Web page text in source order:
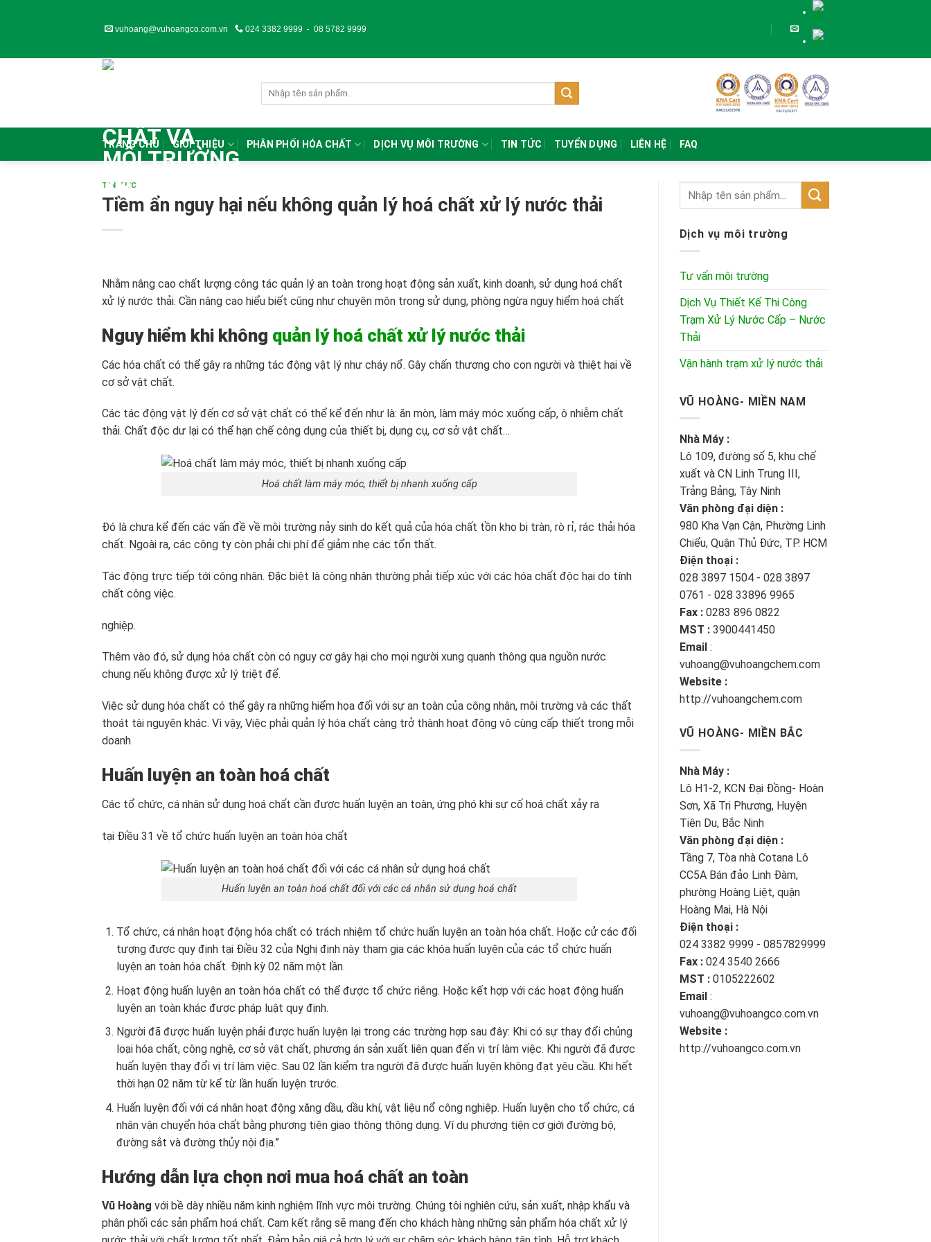
vuhoang@vuhoangco.com.vn 024 3382 9999 - 08 5782 9999
TRANG CHỦ GIỚI THIỆU PHÂN PHỐI HÓA CHẤT DỊCH VỤ MÔI TRƯỜNG TIN TỨC TUYỂN DỤNG LIÊN HỆ FAQ
TIN TỨC
Tiềm ẩn nguy hại nếu không quản lý hoá chất xử lý nước thải
Nhằm nâng cao chất lượng công tác quản lý an toàn trong hoạt động sản xuất, kinh doanh, sử dụng hoá chất
xử lý nước thải. Cần nâng cao hiểu biết cũng như chuyên môn trong sử dụng, phòng ngừa nguy hiểm hoá chất
Nguy hiểm khi không quản lý hoá chất xử lý nước thải
Các hóa chất có thể gây ra những tác động vật lý như cháy nổ. Gây chấn thương cho con người và thiệt hại về
cơ sở vật chất.
Các tác động vật lý đến cơ sở vật chất có thể kể đến như là: ăn mòn, làm máy móc xuống cấp, ô nhiễm chất
thải. Chất độc dư lại có thể hạn chế công dụng của thiết bị, dụng cụ, cơ sở vật chất…
Hoá chất làm máy móc, thiết bị nhanh xuống cấp
Đó là chưa kể đến các vấn đề về môi trường nảy sinh do kết quả của hóa chất tồn kho bị tràn, rò rỉ, rác thải hóa
chất. Ngoài ra, các công ty còn phải chi phí để giảm nhẹ các tổn thất.
Tác động trực tiếp tới công nhân. Đặc biệt là công nhân thường phải tiếp xúc với các hóa chất độc hại do tính
chất công việc.
nghiệp.
Thêm vào đó, sử dụng hóa chất còn có nguy cơ gây hại cho mọi người xung quanh thông qua nguồn nước
chung nếu không được xử lý triệt để.
Việc sử dụng hóa chất có thể gây ra những hiểm họa đối với sự an toàn của công nhân, môi trường và các thất
thoát tài nguyên khác. Vì vậy, Việc phải quản lý hóa chất càng trở thành hoạt động vô cùng cấp thiết trong mỗi
doanh
Huấn luyện an toàn hoá chất
Các tổ chức, cá nhân sử dụng hoá chất cần được huấn luyện an toàn, ứng phó khi sự cố hoá chất xảy ra
tại Điều 31 về tổ chức huấn luyện an toàn hóa chất
Huấn luyện an toàn hoá chất đối với các cá nhân sử dụng hoá chất
Tổ chức, cá nhân hoạt động hóa chất có trách nhiệm tổ chức huấn luyện an toàn hóa chất. Hoặc cử các đối
tượng được quy định tại Điều 32 của Nghị định này tham gia các khóa huấn luyện của các tổ chức huấn
luyện an toàn hóa chất. Định kỳ 02 năm một lần.
Hoạt động huấn luyện an toàn hóa chất có thể được tổ chức riêng. Hoặc kết hợp với các hoạt động huấn
luyện an toàn khác được pháp luật quy định.
Người đã được huấn luyện phải được huấn luyện lại trong các trường hợp sau đây: Khi có sự thay đổi chủng
loại hóa chất, công nghệ, cơ sở vật chất, phương án sản xuất liên quan đến vị trí làm việc. Khi người đã được
huấn luyện thay đổi vị trí làm việc. Sau 02 lần kiểm tra người đã được huấn luyện không đạt yêu cầu. Khi hết
thời hạn 02 năm từ kể từ lần huấn luyện trước.
Huấn luyện đối với cá nhân hoạt động xăng dầu, dầu khí, vật liệu nổ công nghiệp. Huấn luyện cho tổ chức, cá
nhân vận chuyển hóa chất bằng phương tiện giao thông thông dụng. Ví dụ phương tiện cơ giới đường bộ,
đường sắt và đường thủy nội địa.”
Hướng dẫn lựa chọn nơi mua hoá chất an toàn
Vũ Hoàng với bề dày nhiều năm kinh nghiệm lĩnh vực môi trường. Chúng tôi nghiên cứu, sản xuất, nhập khẩu và
phân phối các sản phẩm hoá chất. Cam kết rằng sẽ mang đến cho khách hàng những sản phẩm hóa chất xử lý
Dịch vụ môi trường
Tư vấn môi trường
Dịch Vụ Thiết Kế Thi Công
Trạm Xử Lý Nước Cấp – Nước
Thải
Vận hành trạm xử lý nước thải
VŨ HOÀNG- MIỀN NAM
Nhà Máy :
Lô 109, đường số 5, khu chế
xuất và CN Linh Trung III,
Trảng Bảng, Tây Ninh
Văn phòng đại diện :
980 Kha Vạn Cận, Phường Linh
Chiểu, Quận Thủ Đức, TP. HCM
Điện thoại :
028 3897 1504 - 028 3897
0761 - 028 33896 9965
Fax : 0283 896 0822
MST : 3900441450
Email :
vuhoang@vuhoangchem.com
Website :
http://vuhoangchem.com
VŨ HOÀNG- MIỀN BẮC
Nhà Máy :
Lô H1-2, KCN Đại Đồng- Hoàn
Sơn, Xã Tri Phương, Huyện
Tiên Du, Bắc Ninh
Văn phòng đại diện :
Tầng 7, Tòa nhà Cotana Lô
CC5A Bán đảo Linh Đàm,
phường Hoàng Liệt, quận
Hoàng Mai, Hà Nội
Điện thoại :
024 3382 9999 - 0857829999
Fax : 024 3540 2666
MST : 0105222602
Email :
vuhoang@vuhoangco.com.vn
Website :
http://vuhoangco.com.vn